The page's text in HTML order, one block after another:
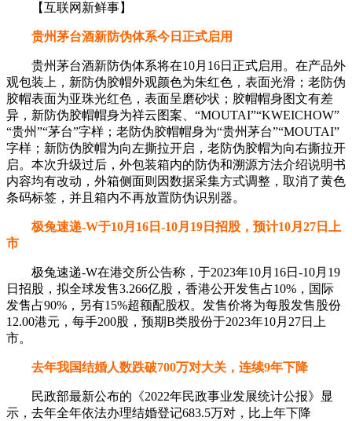
【互联网新鲜事】
贵州茅台酒新防伪体系今日正式启用
贵州茅台酒新防伪体系将在10月16日正式启用。在产品外
观包装上，新防伪胶帽外观颜色为朱红色，表面光滑；老防伪
胶帽表面为亚珠光红色，表面呈磨砂状；胶帽帽身图文有差
异，新防伪胶帽帽身为祥云图案、“MOUTAI”“KWEICHOW”
“贵州”“茅台”字样；老防伪胶帽帽身为“贵州茅台”“MOUTAI”
字样；新防伪胶帽为向左撕拉开启，老防伪胶帽为向右撕拉开
启。本次升级过后，外包装箱内的防伪和溯源方法介绍说明书
内容均有改动，外箱侧面则因数据采集方式调整，取消了黄色
条码标签，并且箱内不再放置防伪识别器。
极兔速递-W于10月16日-10月19日招股，预计10月27日上
市
极兔速递-W在港交所公告称，于2023年10月16日-10月19
日招股，拟全球发售3.266亿股，香港公开发售占10%，国际
发售占90%，另有15%超额配股权。发售价将为每股发售股份
12.00港元，每手200股，预期B类股份于2023年10月27日上
市。
去年我国结婚人数跌破700万对大关，连续9年下降
民政部最新公布的《2022年民政事业发展统计公报》显
示，去年全年依法办理结婚登记683.5万对，比上年下降